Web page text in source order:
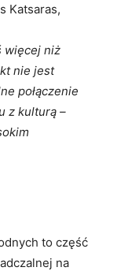
Katsaras,
więcej niż
nie jest
połączenie
z kulturą –
to część
na